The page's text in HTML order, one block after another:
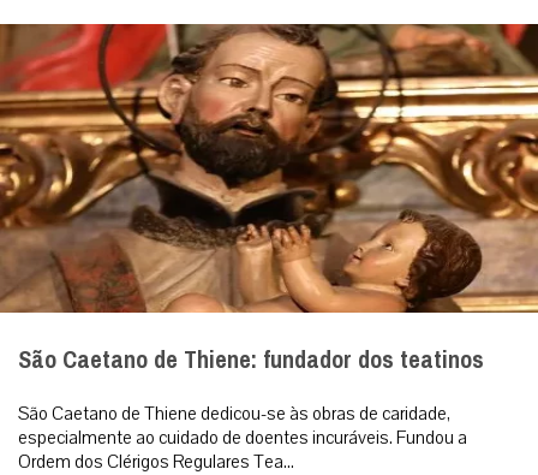
São Caetano de Thiene: fundador dos teatinos
São Caetano de Thiene dedicou-se às obras de caridade,
especialmente ao cuidado de doentes incuráveis. Fundou a
Ordem dos Clérigos Regulares Tea...